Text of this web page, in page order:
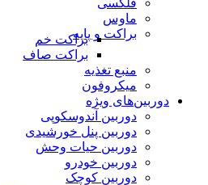
فلکسی
ماوس
براکت و پایهبراکت خم
براکت صاف
منبع تغذیه
میکروفون
دوربین‌های ویژه
دوربین آندوسکوپی
دوربین پنل خورشیدی
دوربین حیات وحش
دوربین خودرو
دوربین کوچک